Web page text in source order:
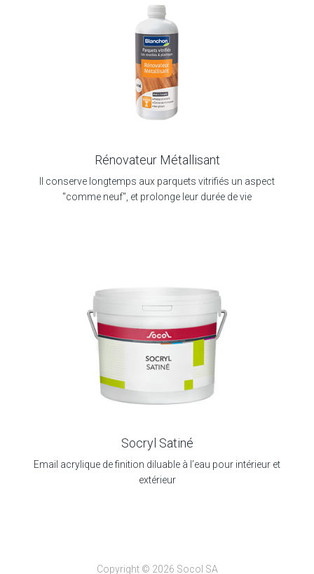
Rénovateur Métallisant
Il conserve longtemps aux parquets vitrifiés un aspect
"comme neuf", et prolonge leur durée de vie
Socryl Satiné
Email acrylique de finition diluable à l’eau pour intérieur et
extérieur
Copyright © 2026 Socol SA